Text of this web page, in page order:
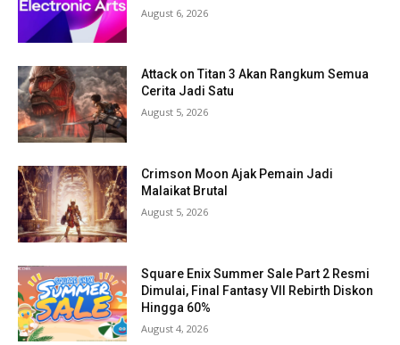
August 6, 2026
Attack on Titan 3 Akan Rangkum Semua
Cerita Jadi Satu
August 5, 2026
Crimson Moon Ajak Pemain Jadi
Malaikat Brutal
August 5, 2026
Square Enix Summer Sale Part 2 Resmi
Dimulai, Final Fantasy VII Rebirth Diskon
Hingga 60%
August 4, 2026